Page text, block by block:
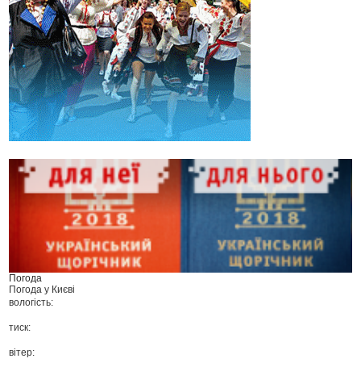
Погода
Погода у Києві
вологість:
тиск:
вітер: